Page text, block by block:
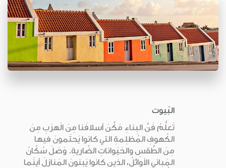
البُيوت
تَعلُّمُ فَنِّ البِناءِ مَكَّنَ أسلافَنا مِنَ الَهرَبِ مِنَ
الكُهوفِ المُظلِمةِ التي كانوا يَحتَمونَ فيها
مِنَ الطَّقسِ والحَيَواناتِ الضّاريةِ. وَصَلَ سُكّانُ
المَباني الأوائلُ، الذين كانوا يَبنونَ المَنازِلَ أينَما